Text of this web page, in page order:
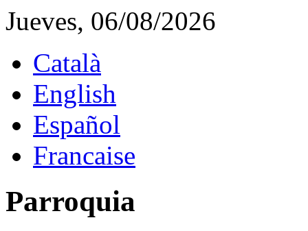
Jueves, 06/08/2026
Català
English
Español
Francaise
Parroquia